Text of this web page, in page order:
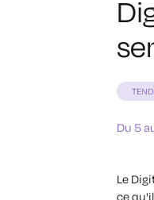
Du 5
Le
ce